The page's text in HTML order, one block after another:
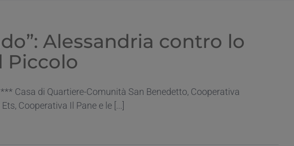
Alessandria contro lo
Piccolo
Casa di Quartiere-Comunità San Benedetto, Cooperativa
Cooperativa Il Pane e le [...]